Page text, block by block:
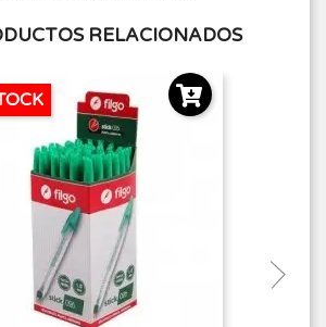
RELACIONADOS